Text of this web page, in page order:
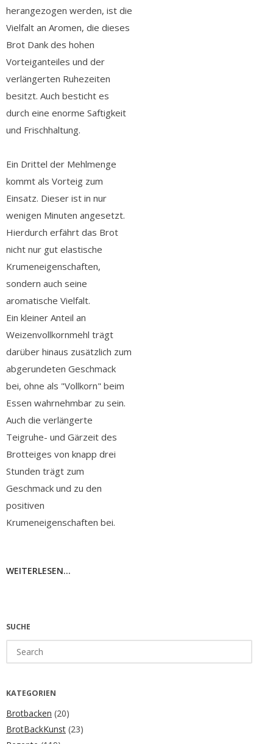
herangezogen werden, ist die
Vielfalt an Aromen, die dieses
Brot Dank des hohen
Vorteiganteiles und der
verlängerten Ruhezeiten
besitzt. Auch besticht es
durch eine enorme Saftigkeit
und Frischhaltung.
Ein Drittel der Mehlmenge
kommt als Vorteig zum
Einsatz. Dieser ist in nur
wenigen Minuten angesetzt.
Hierdurch erfährt das Brot
nicht nur gut elastische
Krumeneigenschaften,
sondern auch seine
aromatische Vielfalt.
Ein kleiner Anteil an
Weizenvollkornmehl trägt
darüber hinaus zusätzlich zum
abgerundeten Geschmack
bei, ohne als "Vollkorn" beim
Essen wahrnehmbar zu sein.
Auch die verlängerte
Teigruhe- und Gärzeit des
Brotteiges von knapp drei
Stunden trägt zum
Geschmack und zu den
positiven
Krumeneigenschaften bei.
WEITERLESEN...
SUCHE
for:
KATEGORIEN
Brotbacken (20)
BrotBackKunst (23)